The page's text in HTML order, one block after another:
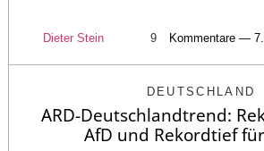
Dieter Stein 9 Kommentare —
DEUTSCHLAND
ARD-Deutschlandtrend:
AfD und Rekordtief